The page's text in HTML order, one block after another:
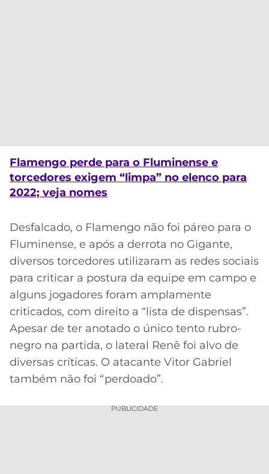
2026
GRÊMIO
ATLÉTICO
MG
CRUZEIRO
Flamengo perde para o Fluminense e
torcedores exigem “limpa” no elenco para
2022; veja nomes
Desfalcado, o Flamengo não foi páreo para o
Fluminense, e após a derrota no Gigante,
diversos torcedores utilizaram as redes sociais
para criticar a postura da equipe em campo e
alguns jogadores foram amplamente
criticados, com direito a “lista de dispensas”.
Apesar de ter anotado o único tento rubro-
negro na partida, o lateral Renê foi alvo de
diversas críticas. O atacante Vitor Gabriel
também não foi “perdoado”.
PUBLICIDADE